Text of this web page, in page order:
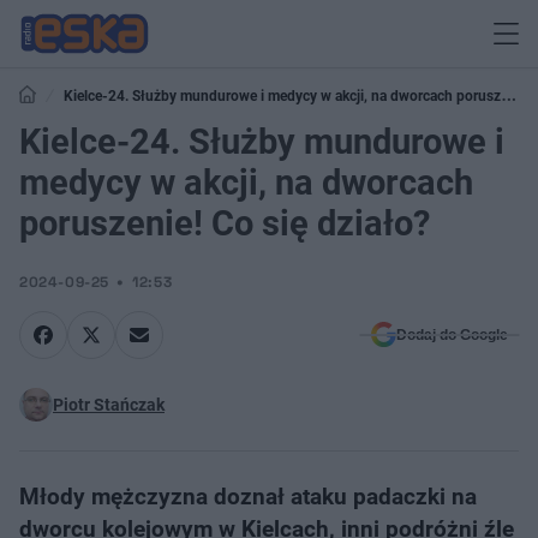
Kielce-24. Służby mundurowe i medycy w akcji, na dworcach poruszenie!
Co się działo?
Kielce-24. Służby mundurowe i
medycy w akcji, na dworcach
poruszenie! Co się działo?
2024-09-25 12:53
Dodaj do Google
Piotr Stańczak
Młody mężczyzna doznał ataku padaczki na
dworcu kolejowym w Kielcach, inni podróżni źle